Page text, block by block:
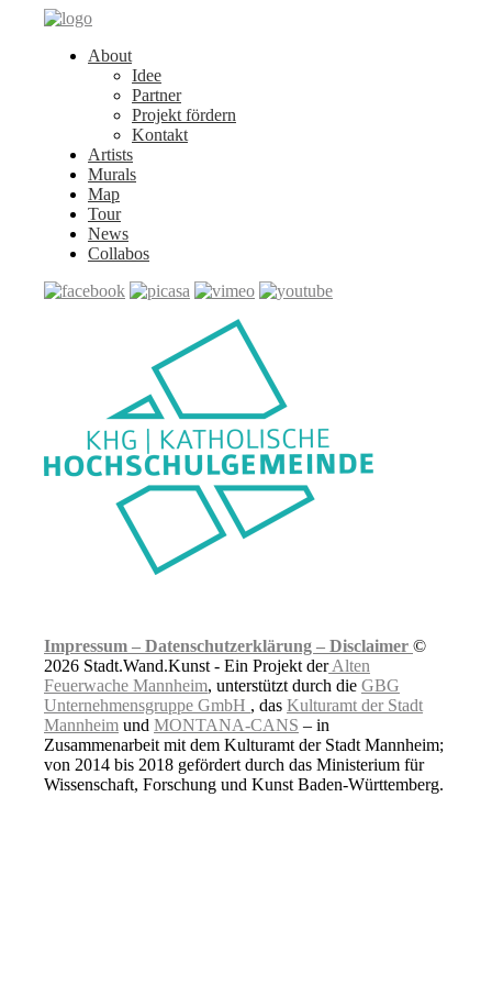
About
Idee
Partner
Projekt fördern
Kontakt
Artists
Murals
Map
Tour
News
Collabos
Impressum – Datenschutzerklärung – Disclaimer ©
2026 Stadt.Wand.Kunst - Ein Projekt derAlten
Feuerwache Mannheim, unterstützt durch die GBG
Unternehmensgruppe GmbH , das Kulturamt der Stadt
Mannheim und MONTANA-CANS – in
Zusammenarbeit mit dem Kulturamt der Stadt Mannheim;
von 2014 bis 2018 gefördert durch das Ministerium für
Wissenschaft, Forschung und Kunst Baden-Württemberg.